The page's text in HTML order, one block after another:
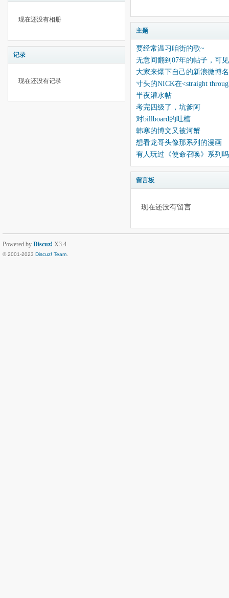
现在还没有相册
记录
现在还没有记录
主题
要经常温习咱街的歌~
无意间翻到07年的帖子，可
大家来爆下自己的新浪微博
寸头的NICK在<straight
半夜灌水帖
考完四级了，坑爹阿
对billboard的吐槽
韩寒的博文又被河蟹
想看龙哥头像那系列的漫画
有人玩过《使命召唤》系列吗
留言板
现在还没有留言
Powered by Discuz! X3.4
© 2001-2023 Discuz! Team